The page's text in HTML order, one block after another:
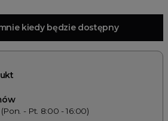
kiedy będzie dostępny
- Pt. 8:00 - 16:00)